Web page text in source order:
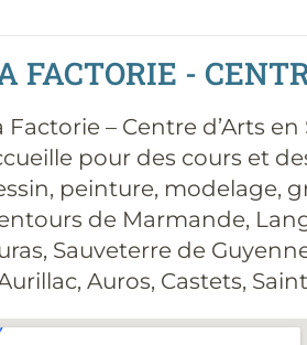
FACTORIE -
Factorie – Centre d’Arts
pour des cours et
peinture, modelage,
de Marmande,
Sauveterre de
Auros, Castets,